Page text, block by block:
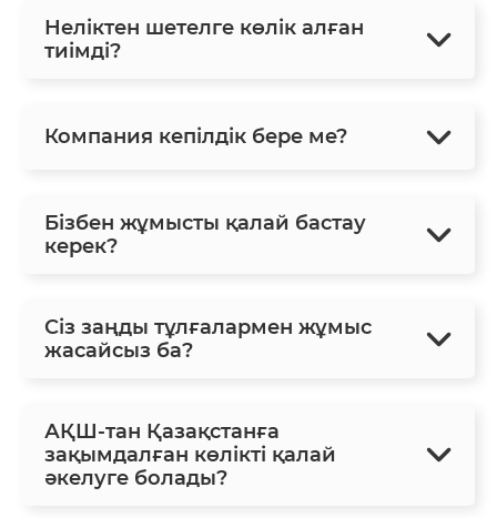
Неліктен шетелге көлік алған
тиімді?
Компания кепілдік бере ме?
Бізбен жұмысты қалай бастау
керек?
Сіз заңды тұлғалармен жұмыс
жасайсыз ба?
АҚШ-тан Қазақстанға
зақымдалған көлікті қалай
әкелуге болады?